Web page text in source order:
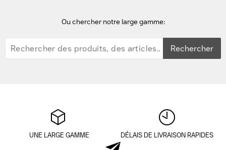
Ou chercher notre large gamme:
Rechercher
UNE LARGE GAMME DÉLAIS DE LIVRAISON RAPIDES